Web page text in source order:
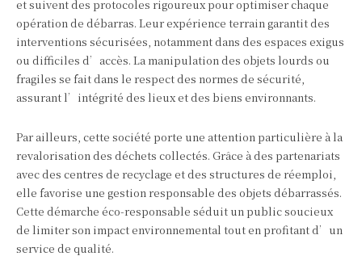
et suivent des protocoles rigoureux pour optimiser chaque
opération de débarras. Leur expérience terrain garantit des
interventions sécurisées, notamment dans des espaces exigus
ou difficiles d’accès. La manipulation des objets lourds ou
fragiles se fait dans le respect des normes de sécurité,
assurant l’intégrité des lieux et des biens environnants.
Par ailleurs, cette société porte une attention particulière à la
revalorisation des déchets collectés. Grâce à des partenariats
avec des centres de recyclage et des structures de réemploi,
elle favorise une gestion responsable des objets débarrassés.
Cette démarche éco-responsable séduit un public soucieux
de limiter son impact environnemental tout en profitant d’un
service de qualité.